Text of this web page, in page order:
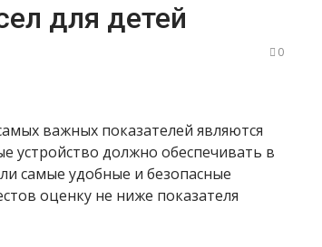
для детей
0
важных показателей являются
устройство должно обеспечивать в
самые удобные и безопасные
оценку не ниже показателя